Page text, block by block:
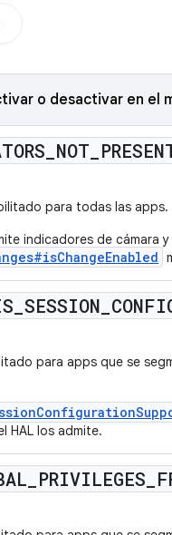
o desactivar en el
NOT
para todas las apps.
indicadores de cámara
SESSION
para apps que se
HAL los admite.
PRIVILEGES